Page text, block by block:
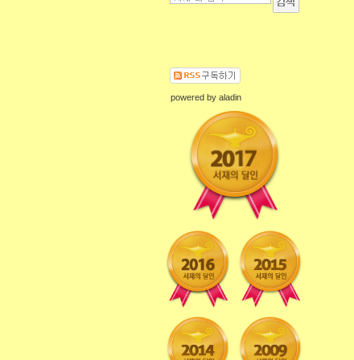
powered by aladin